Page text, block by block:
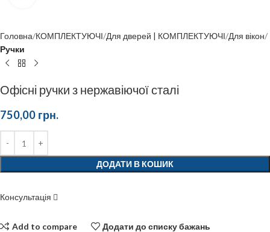
Головна КОМПЛЕКТУЮЧІ Для дверей | КОМПЛЕКТУЮЧІ Для вікон
Ручки
Офісні ручки з нержавіючої сталі
750,00 грн.
ДОДАТИ В КОШИК
Консультація
Add to compare Додати до списку бажань